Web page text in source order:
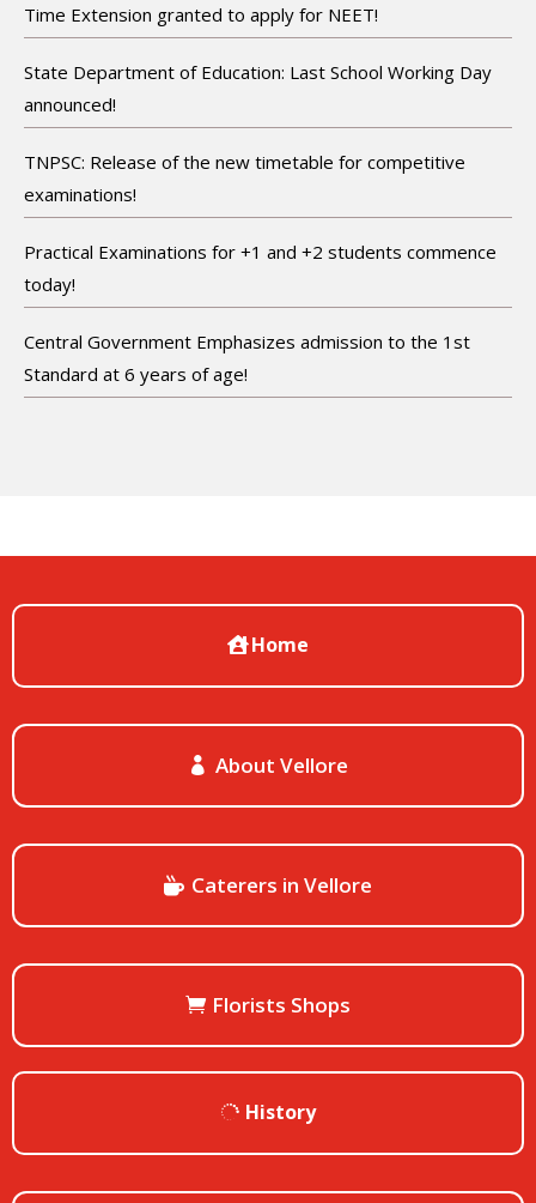
Time Extension granted to apply for NEET!
State Department of Education: Last School Working Day
announced!
TNPSC: Release of the new timetable for competitive
examinations!
Practical Examinations for +1 and +2 students commence
today!
Central Government Emphasizes admission to the 1st
Standard at 6 years of age!
Home
About Vellore
Caterers in Vellore
Florists Shops
History